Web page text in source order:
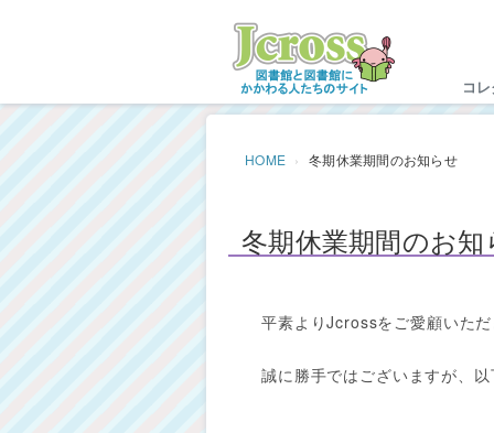
コ
HOME 冬期休業期間のお知らせ
冬期休業期間のお知
平素よりJcrossをご愛顧いただ
誠に勝手ではございますが、